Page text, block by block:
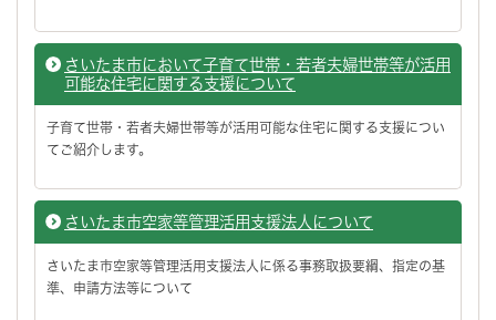
さいたま市において子育て世帯・若者夫婦世帯等が活用
可能な住宅に関する支援について
子育て世帯・若者夫婦世帯等が活用可能な住宅に関する支援につい
てご紹介します。
さいたま市空家等管理活用支援法人について
さいたま市空家等管理活用支援法人に係る事務取扱要綱、指定の基
準、申請方法等について